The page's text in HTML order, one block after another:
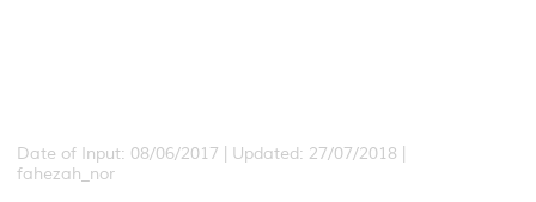
Date of Input: 08/06/2017 | Updated: 27/07/2018 |
fahezah_nor